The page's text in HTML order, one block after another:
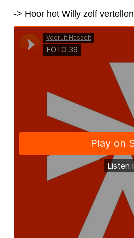
-> Hoor het Willy zelf vertellen